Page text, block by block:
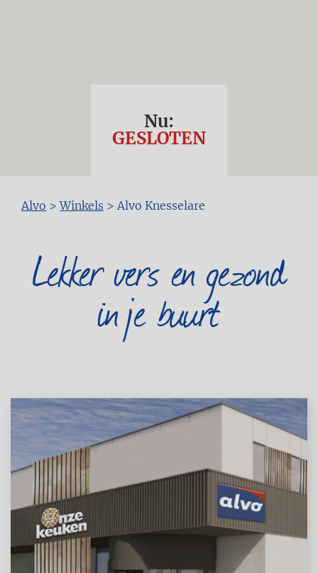
Nu:
GESLOTEN
Kruimelpad
Alvo >Winkels > Alvo Knesselare
Lekker vers en gezond
in je buurt